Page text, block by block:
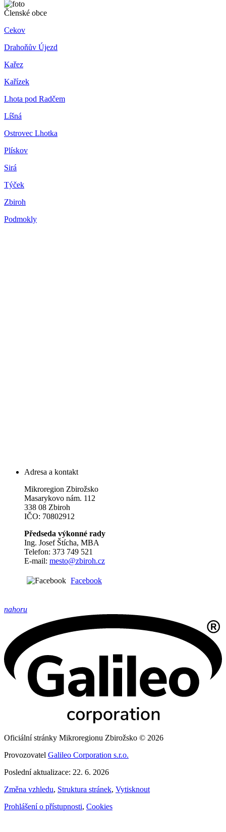
Členské obce
Cekov
Drahoňův Újezd
Kařez
Kařízek
Lhota pod Radčem
Líšná
Ostrovec Lhotka
Plískov
Sirá
Týček
Zbiroh
Podmokly
Adresa a kontakt
Mikroregion Zbirožsko
Masarykovo nám. 112
338 08 Zbiroh
IČO: 70802912
Předseda výkonné rady
Ing. Josef Štícha, MBA
Telefon: 373 749 521
E-mail: mesto@zbiroh.cz
Facebook
nahoru
Oficiální stránky Mikroregionu Zbirožsko © 2026
Provozovatel Galileo Corporation s.r.o.
Poslední aktualizace: 22. 6. 2026
Změna vzhledu, Struktura stránek, Vytisknout
Prohlášení o přístupnosti, Cookies